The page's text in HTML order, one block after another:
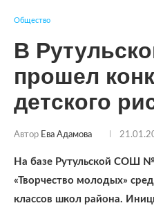
Общество
В
прошел
детского
Автор Ева Адамова
На базе Рутульской СОШ
«Творчество молодых»
классов школ района.